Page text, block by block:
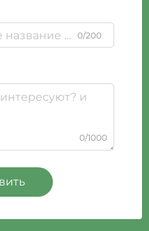
0/200
0/1000